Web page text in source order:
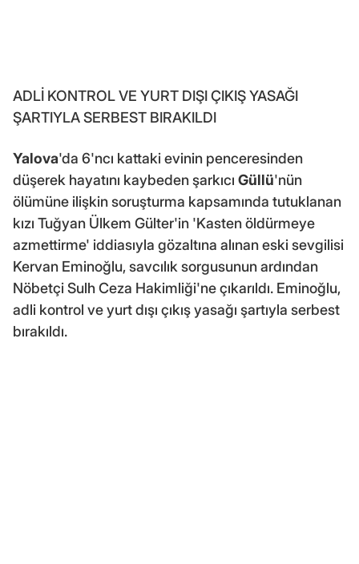
ADLİ KONTROL VE YURT DIŞI ÇIKIŞ YASAĞI
ŞARTIYLA SERBEST BIRAKILDI
Yalova'da 6'ncı kattaki evinin penceresinden
düşerek hayatını kaybeden şarkıcı Güllü'nün
ölümüne ilişkin soruşturma kapsamında tutuklanan
kızı Tuğyan Ülkem Gülter'in 'Kasten öldürmeye
azmettirme' iddiasıyla gözaltına alınan eski sevgilisi
Kervan Eminoğlu, savcılık sorgusunun ardından
Nöbetçi Sulh Ceza Hakimliği'ne çıkarıldı. Eminoğlu,
adli kontrol ve yurt dışı çıkış yasağı şartıyla serbest
bırakıldı.